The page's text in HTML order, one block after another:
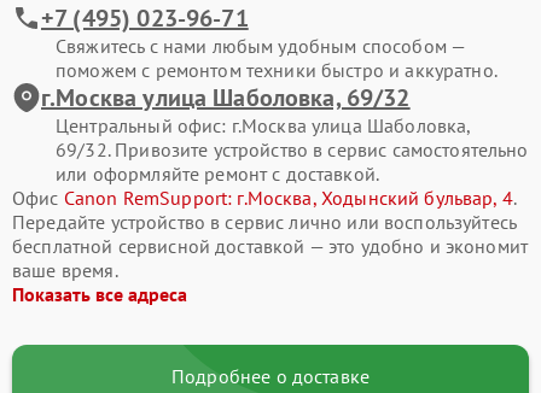
+7 (495) 023-96-71
Свяжитесь с нами любым удобным способом —
поможем с ремонтом техники быстро и аккуратно.
г.Москва улица Шаболовка, 69/32
Центральный офис: г.Москва улица Шаболовка,
69/32. Привозите устройство в сервис самостоятельно
или оформляйте ремонт с доставкой.
Офис Canon RemSupport: г.Москва, Ходынский бульвар, 4.
Передайте устройство в сервис лично или воспользуйтесь
бесплатной сервисной доставкой — это удобно и экономит
ваше время.
Показать все адреса
Подробнее о доставке